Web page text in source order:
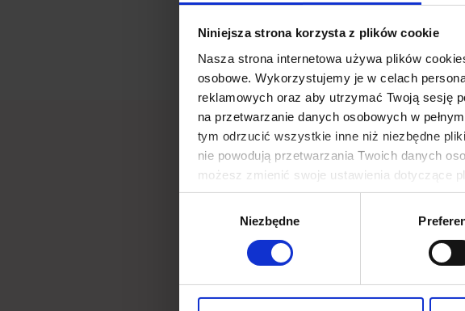
Niniejsza strona korzysta z plików cookie
Nasza strona internetowa używa plików
osobowe. Wykorzystujemy je w celach
reklamowych oraz aby utrzymać Twoją sesję
na przetwarzanie danych osobowych w
tym odrzucić wszystkie inne niż niezbędne
nie powodują przetwarzania Twoich danych
możesz zmienić swoje ustawienia dotyczące
przetwarzania Twoich danych osobowych
Niezbędne Bądź
–